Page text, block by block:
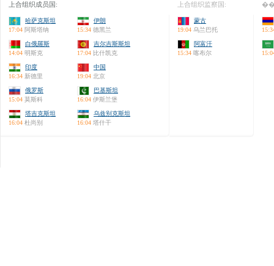
上合组织成员国:
哈萨克斯坦
17:04 阿斯塔纳
伊朗
15:34 德黑兰
白俄羅斯
14:04 明斯克
吉尔吉斯斯坦
17:04 比什凯克
印度
16:34 新德里
中国
19:04 北京
俄罗斯
15:04 莫斯科
巴基斯坦
16:04 伊斯兰堡
塔吉克斯坦
16:04 杜尚别
乌兹别克斯坦
16:04 塔什干
上合组织监察国:
蒙古
19:04 乌兰巴托
阿富汗
15:34 喀布尔